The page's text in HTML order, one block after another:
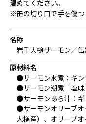
温めてください。
※缶の切り口で手を傷つ
名称
岩手大槌サーモン／缶
原材料名
●サーモン水煮：ギン
●サーモン潮煮［塩味
●サーモンあら汁：ギ
●サーモンオリーブオ
大槌産）、オリーブ